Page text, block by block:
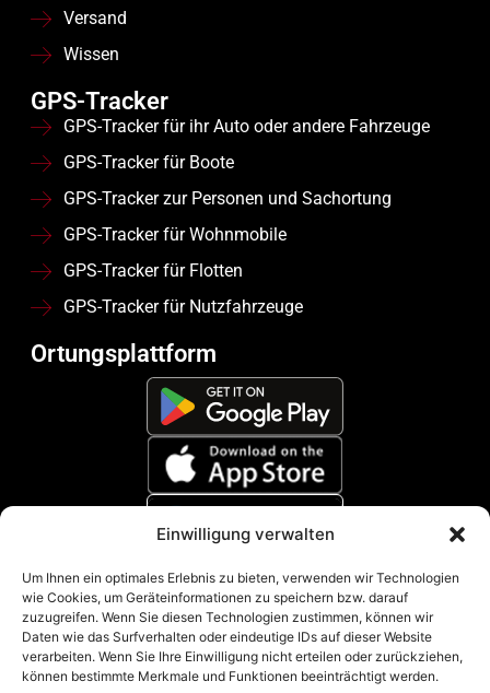
Einwilligung verwalten
Um Ihnen ein optimales Erlebnis zu bieten, verwenden wir Technologien
wie Cookies, um Geräteinformationen zu speichern bzw. darauf
zuzugreifen. Wenn Sie diesen Technologien zustimmen, können wir
Daten wie das Surfverhalten oder eindeutige IDs auf dieser Website
verarbeiten. Wenn Sie Ihre Einwilligung nicht erteilen oder zurückziehen,
können bestimmte Merkmale und Funktionen beeinträchtigt werden.
Versand
Wissen
GPS-Tracker
GPS-Tracker für ihr Auto oder andere Fahrzeuge
GPS-Tracker für Boote
GPS-Tracker zur Personen und Sachortung
GPS-Tracker für Wohnmobile
GPS-Tracker für Flotten
GPS-Tracker für Nutzfahrzeuge
Ortungsplattform
Zahlungsmethoden